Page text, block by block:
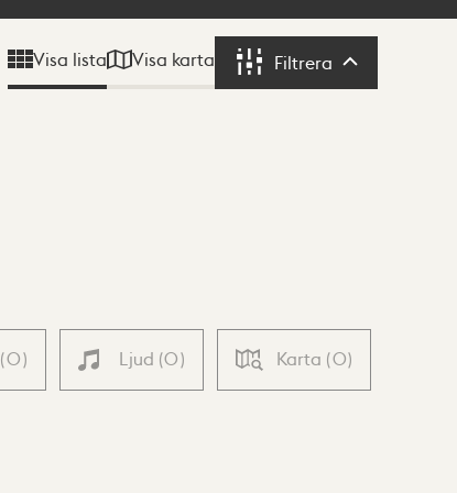
Visa lista Visa karta Filtrera Filtrera
(0) Ljud (0) Karta (0)